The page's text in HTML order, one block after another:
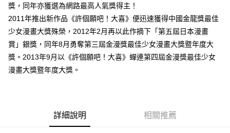
【注意事項】
１．透過由恩沛科技股份有限公司提供之「AFTEE先享後付」服務完成之交
易，需依本服務之必要範圍內提供個人資料，並將交易相關給付款項請求債
權轉讓予恩沛科技股份有限公司。
２．關於個人資料處理事宜，請瀏覽以下網址：
３．未成年的使用者請事先徵得法定代理人或監護人之同意方可使用
時審查核予不同之上限額度；若仍有額度不足之情形，本公司將視審查結果
請求用戶進行身份認證。
５．嚴禁一人註冊多個帳號或使用他人資訊註冊。若發現惡意使用之情形，
7-11取貨付款
每筆NT$80，滿NT$500(含以上)免運費
付款後7-11取貨
每筆NT$80，滿NT$500(含以上)免運費
獎，同年亦獲選為網路最高人氣獎得主！
2011年推出新作品《許個願吧！大喜》便迅速獲得中國金龍獎最佳
少女漫畫大獎殊榮，2012年2月再以此作摘下「第五屆日本漫畫
賞」銀獎，同年8月勇奪第三屆金漫獎最佳少女漫畫大獎暨年度大
獎。2013年9月以《許個願吧！大喜》蟬連第四屆金漫獎最佳少女
漫畫大獎暨年度大獎。
詳細說明 相關推薦